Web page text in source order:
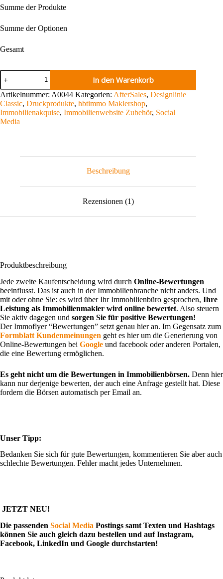
Summe der Produkte
Summe der Optionen
Gesamt
Immobilien
Flyer
Bewertung
Menge
In den Warenkorb
Artikelnummer: A0044 Kategorien: AfterSales, Designlinie
Classic, Druckprodukte, hbtimmo Maklershop,
Immobilienakquise, Immobilienwebsite Zubehör, Social
Media
Beschreibung
Rezensionen (1)
Produktbeschreibung
Jede zweite Kaufentscheidung wird durch Online-Bewertungen
beeinflusst. Das ist auch in der Immobilienbranche nicht anders. Und
mit oder ohne Sie: es wird über Ihr Immobilienbüro gesprochen, Ihre
Leistung als Immobilienmakler wird online bewertet. Also steuern
Sie aktiv dagegen und sorgen Sie für positive Bewertungen!
Der Immoflyer “Bewertungen” setzt genau hier an. Im Gegensatz zum
Formblatt Kundenmeinungen geht es hier um die Generierung von
Online-Bewertungen bei Google und facebook oder anderen Portalen,
die eine Bewertung ermöglichen.
Es geht nicht um die Bewertungen in Immobilienbörsen. Denn hier
kann nur derjenige bewerten, der auch eine Anfrage gestellt hat. Diese
fordern die Börsen automatisch per Email an.
Unser Tipp:
Bedanken Sie sich für gute Bewertungen, kommentieren Sie aber auch
schlechte Bewertungen. Fehler macht jedes Unternehmen.
JETZT NEU!
Die passenden Social Media Postings samt Texten und Hashtags
können Sie auch gleich dazu bestellen und auf Instagram,
Facebook, LinkedIn und Google durchstarten!